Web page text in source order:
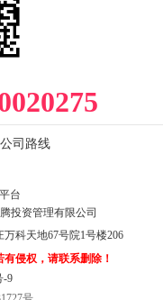
公司路线
台
投资管理有限公司
科天地67号院1号楼206
侵权，请联系删除！
-9